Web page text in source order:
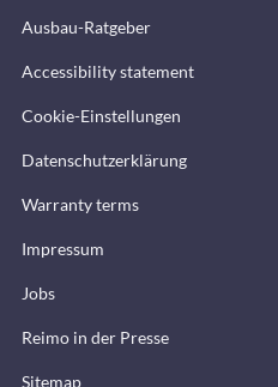
Ausbau-Ratgeber
Accessibility statement
Cookie-Einstellungen
Datenschutzerklärung
Warranty terms
Impressum
Jobs
Reimo in der Presse
Sitemap